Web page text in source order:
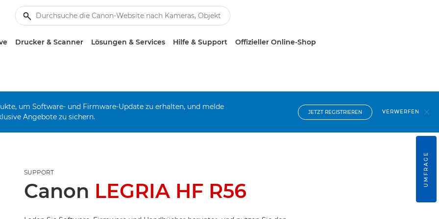
Drucker & Scanner Lösungen & Services Hilfe & Support Offizieller Online-Shop
um Software- und Firmware-Update zu erhalten, und melde
Angebote zu sichern.
JETZT REGISTRIEREN VERWERFEN
SUPPORT
Canon LEGRIA HF R56
UMFRAGE